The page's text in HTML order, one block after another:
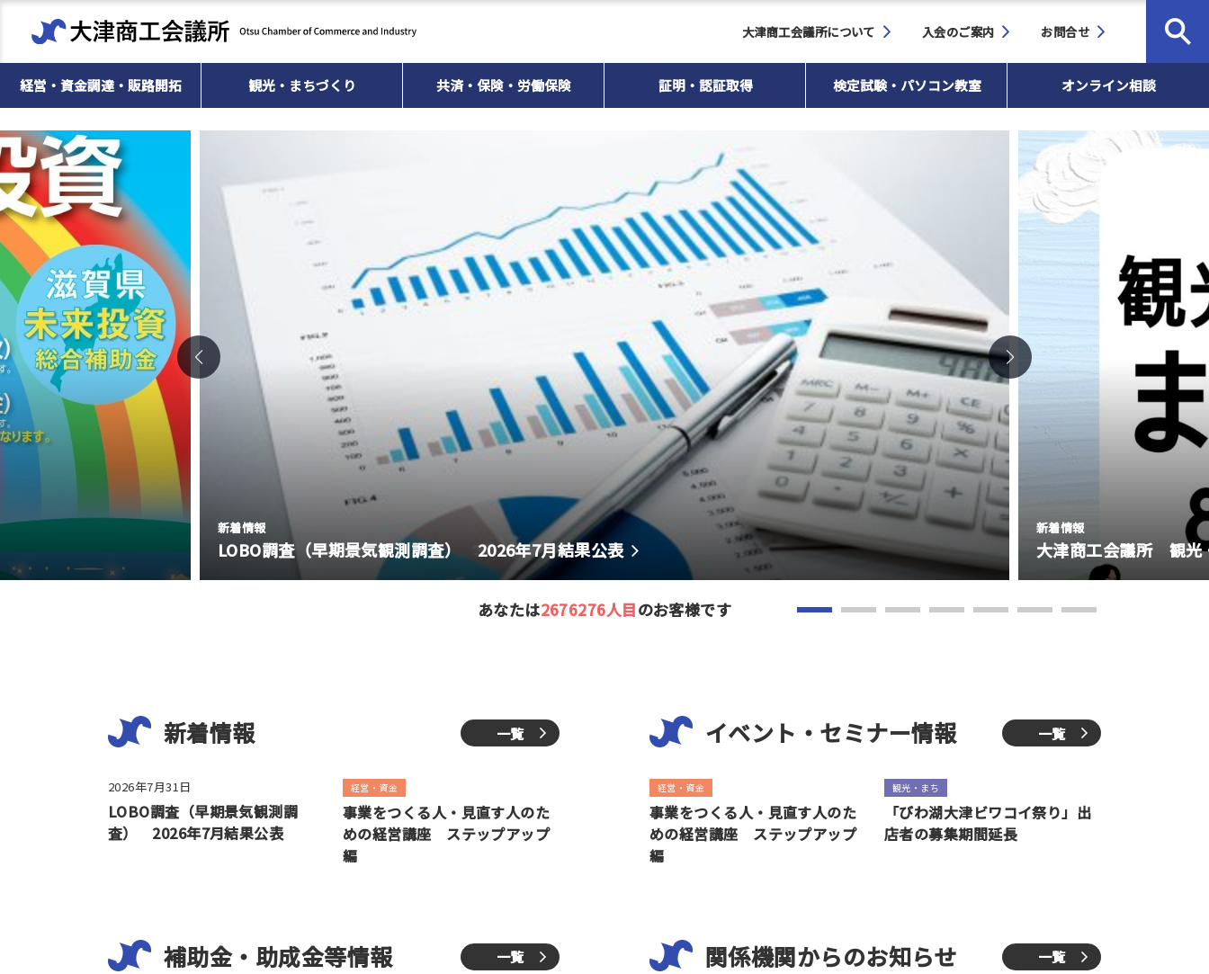
大津商工会議所について 入会のご案内 お問合せ 検索
経営・資金調達・販路開拓 観光・まちづくり 共済・保険・労働保険 証明・認証取得 検定試験・パソコン教室 オンライン相談
新着情報
LOBO調査（早期景気観測調査） 2026年7月結果公表
新着情報
大津商工会議所 観光
あなたは2676276人目のお客様です
新着情報
2026年7月31日
LOBO調査（早期景気観測調
査） 2026年7月結果公表
経営・資金
事業をつくる人・見直す人のた
めの経営講座 ステップアップ
編
一覧 イベント・セミナー情報
経営・資金
事業をつくる人・見直す人のた
めの経営講座 ステップアップ
編
観光・まち
「びわ湖大津ビワコイ祭り」出
店者の募集期間延長
一覧
補助金・助成金等情報 一覧 関係機関からのお知らせ 一覧